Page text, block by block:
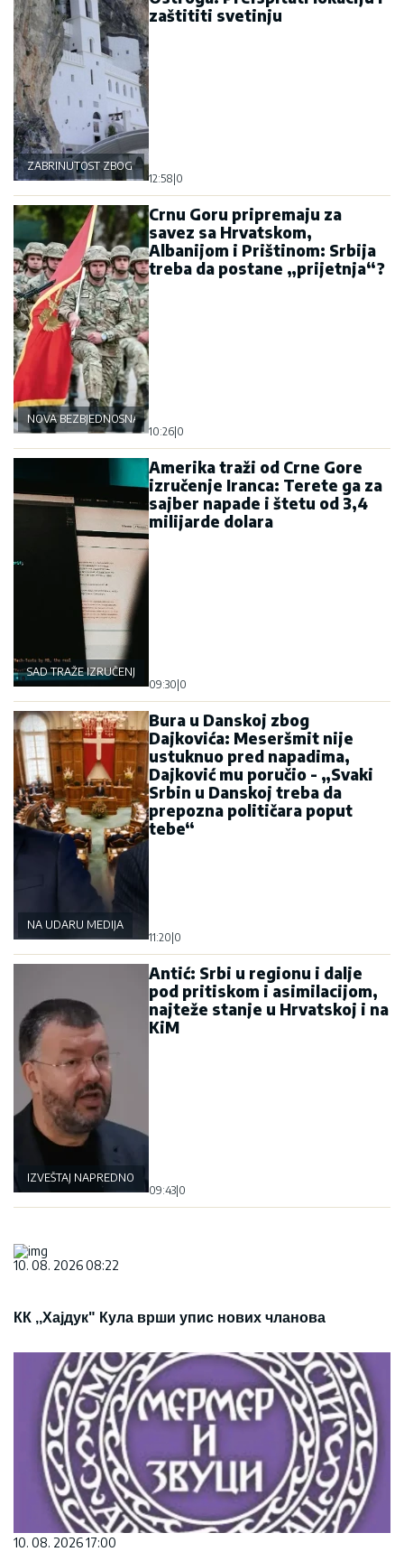
ZABRINUTOST ZBOG OSTROGA
zaštititi svetinju
12:58|0
NOVA BEZBJEDNOSNA OSOVINA
Crnu Goru pripremaju za
savez sa Hrvatskom,
Albanijom i Prištinom: Srbija
treba da postane „prijetnja“?
10:26|0
SAD TRAŽE IZRUČENJE
Amerika traži od Crne Gore
izručenje Iranca: Terete ga za
sajber napade i štetu od 3,4
milijarde dolara
09:30|0
NA UDARU MEDIJA
Bura u Danskoj zbog
Dajkovića: Meseršmit nije
ustuknuo pred napadima,
Dajković mu poručio - „Svaki
Srbin u Danskoj treba da
prepozna političara poput
tebe“
11:20|0
IZVEŠTAJ NAPREDNOG KLUBA
Antić: Srbi u regionu i dalje
pod pritiskom i asimilacijom,
najteže stanje u Hrvatskoj i na
KiM
09:43|0
10. 08. 2026 08:22
КК ,,Хајдук" Кула врши упис нових чланова
10. 08. 2026 17:00